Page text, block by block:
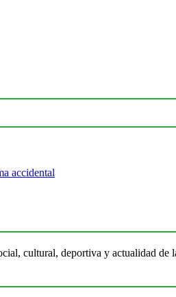
accidental
cultural, deportiva y actualidad de